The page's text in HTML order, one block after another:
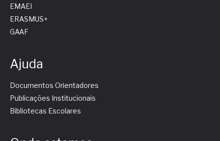
EMAEI
ERASMUS+
GAAF
Ajuda
Documentos Orientadores
Publicações Institucionais
Bibliotecas Escolares